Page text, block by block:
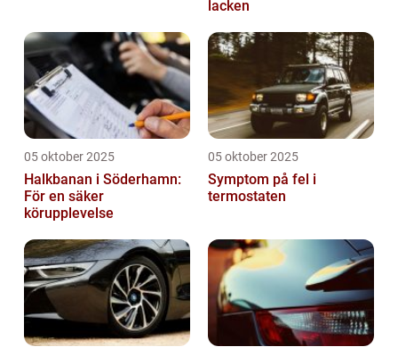
lacken
05 oktober 2025
Halkbanan i Söderhamn:
För en säker
körupplevelse
05 oktober 2025
Symptom på fel i
termostaten